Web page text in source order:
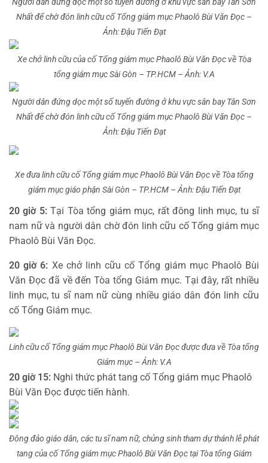
Nhất để chờ đón linh cữu cố Tổng giám mục Phaolô Bùi Văn Đọc –
Ảnh: Đậu Tiến Đạt
Xe chở linh cữu của cố Tổng giám mục Phaolô Bùi Văn Đọc về Tòa
tổng giám mục Sài Gòn – TP.HCM – Ảnh: V.A
Người dân đứng dọc một số tuyến đường ở khu vực sân bay Tân Sơn
Nhất để chờ đón linh cữu cố Tổng giám mục Phaolô Bùi Văn Đọc –
Ảnh: Đậu Tiến Đạt
Xe đưa linh cữu cố Tổng giám mục Phaolô Bùi Văn Đọc về Tòa tổng
giám mục giáo phận Sài Gòn – TP.HCM – Ảnh: Đậu Tiến Đạt
20 giờ 5:Tại Tòa tổng giám mục, rất đông linh mục, tu sĩ
nam nữ và người dân chờ đón linh cữu cố Tổng giám mục
Phaolô Bùi Văn Đọc.
20 giờ 6: Xe chở linh cữu cố Tổng giám mục Phaolô Bùi
Văn Đọc đã về đến Tòa tổng Giám mục. Tại đây, rất nhiều
linh mục, tu sĩ nam nữ cùng nhiều giáo dân đón linh cữu
cố Tổng Giám mục.
Linh cữu cố Tổng giám mục Phaolô Bùi Văn Đọc được đưa về Tòa tổng
Giám mục – Ảnh: V.A
20 giờ 15: Nghi thức phát tang cố Tổng giám mục Phaolô
Bùi Văn Đọc được tiến hành.
Đông đảo giáo dân, các tu sĩ nam nữ, chủng sinh tham dự thánh lễ phát
tang của cố Tổng giám mục Phaolô Bùi Văn Đọc tại Tòa tổng Giám